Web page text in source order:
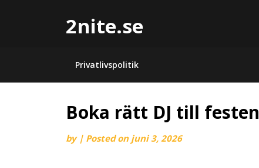
2nite.se
Privatlivspolitik
Boka rätt DJ till festen
by | Posted on juni 3, 2026